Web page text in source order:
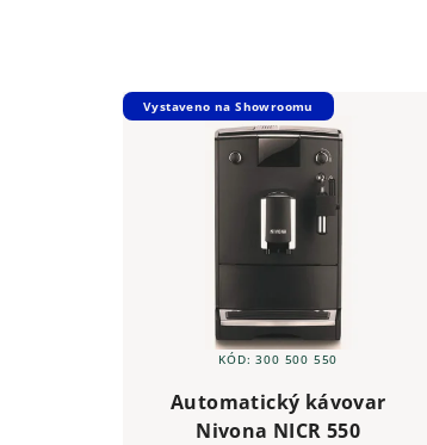
Vystaveno na Showroomu
Automatický kávovar
Nivona NICR 550
KÓD:300 500 550